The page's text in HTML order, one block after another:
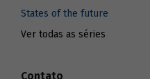
States of the future
Ver todas as séries
Contato